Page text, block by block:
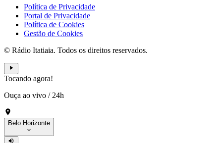
Política de Privacidade
Portal de Privacidade
Política de Cookies
Gestão de Cookies
© Rádio Itatiaia. Todos os direitos reservados.
Tocando agora!
Ouça ao vivo / 24h
Belo Horizonte